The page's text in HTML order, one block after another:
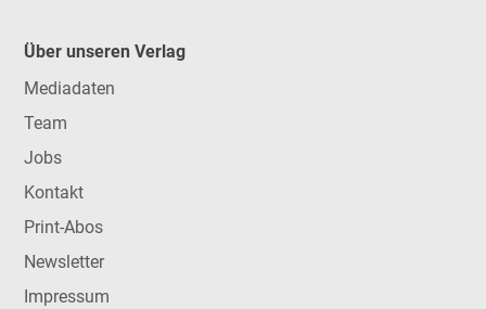
Über unseren Verlag
Mediadaten
Team
Jobs
Kontakt
Print-Abos
Newsletter
Impressum